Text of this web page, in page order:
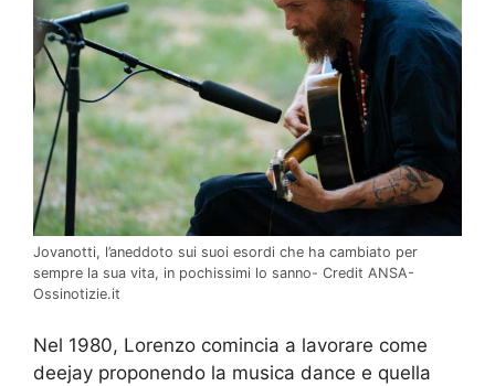
Jovanotti, l’aneddoto sui suoi esordi che ha cambiato per
sempre la sua vita, in pochissimi lo sanno- Credit ANSA-
Ossinotizie.it
Nel 1980, Lorenzo comincia a lavorare come
deejay proponendo la musica dance e quella